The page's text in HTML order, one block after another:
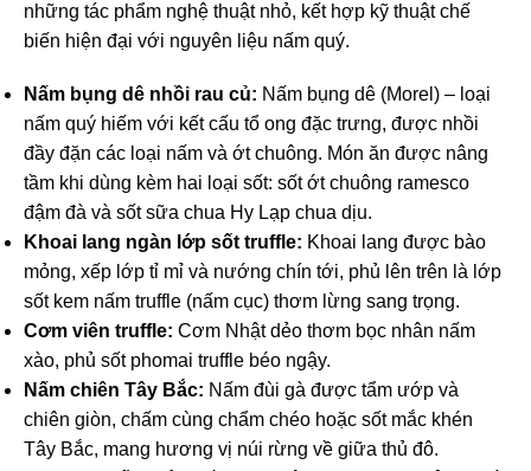
những tác phẩm nghệ thuật nhỏ, kết hợp kỹ thuật chế
biến hiện đại với nguyên liệu nấm quý.
Nấm bụng dê nhồi rau củ: Nấm bụng dê (Morel) – loại
nấm quý hiếm với kết cấu tổ ong đặc trưng, được nhồi
đầy đặn các loại nấm và ớt chuông. Món ăn được nâng
tầm khi dùng kèm hai loại sốt: sốt ớt chuông ramesco
đậm đà và sốt sữa chua Hy Lạp chua dịu.
Khoai lang ngàn lớp sốt truffle: Khoai lang được bào
mỏng, xếp lớp tỉ mỉ và nướng chín tới, phủ lên trên là lớp
sốt kem nấm truffle (nấm cục) thơm lừng sang trọng.
Cơm viên truffle: Cơm Nhật dẻo thơm bọc nhân nấm
xào, phủ sốt phomai truffle béo ngậy.
Nấm chiên Tây Bắc: Nấm đùi gà được tẩm ướp và
chiên giòn, chấm cùng chẩm chéo hoặc sốt mắc khén
Tây Bắc, mang hương vị núi rừng về giữa thủ đô.